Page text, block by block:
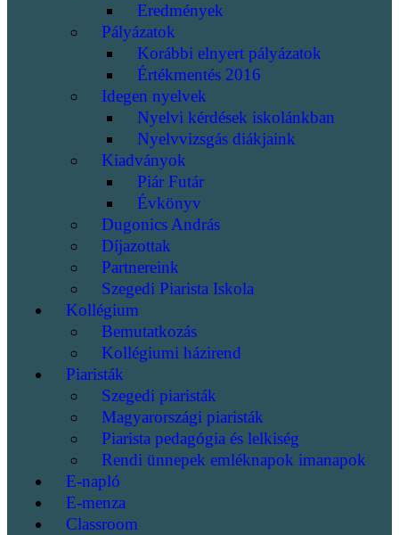
Eredmények
Pályázatok
Korábbi elnyert pályázatok
Értékmentés 2016
Idegen nyelvek
Nyelvi kérdések iskolánkban
Nyelvvizsgás diákjaink
Kiadványok
Piár Futár
Évkönyv
Dugonics András
Díjazottak
Partnereink
Szegedi Piarista Iskola
Kollégium
Bemutatkozás
Kollégiumi házirend
Piaristák
Szegedi piaristák
Magyarországi piaristák
Piarista pedagógia és lelkiség
Rendi ünnepek emléknapok imanapok
E-napló
E-menza
Classroom